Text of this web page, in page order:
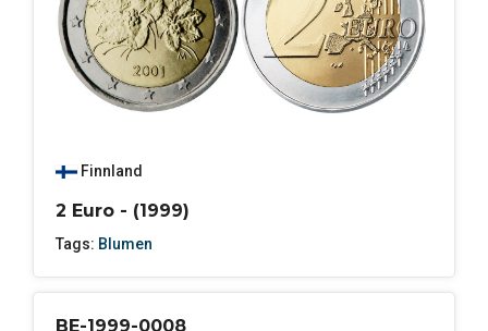
Finnland
2 Euro - (1999)
Tags: Blumen
BE-1999-0008